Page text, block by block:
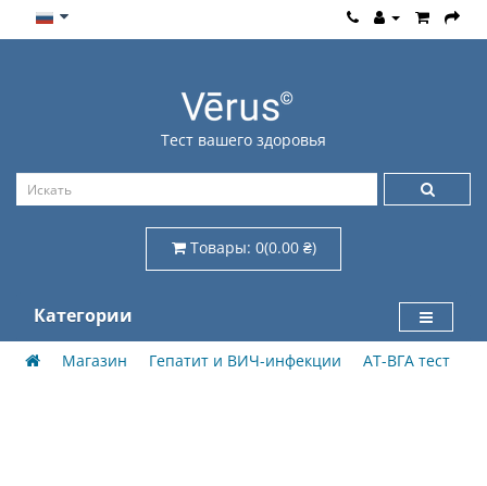
Тест вашего здоровья
Товары: 0(0.00 ₴)
Категории
Магазин Гепатит и ВИЧ-инфекции AT-BГА тест